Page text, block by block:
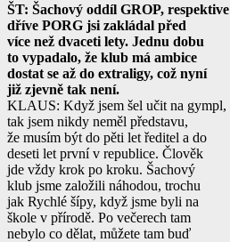
ŠT: Šachový oddíl GROP, respektive
dříve PORG jsi zakládal před
více než dvaceti lety. Jednu dobu
to vypadalo, že klub má ambice
dostat se až do extraligy, což nyní
již zjevně tak není.
KLAUS: Když jsem šel učit na gympl,
tak jsem nikdy neměl představu,
že musím být do pěti let ředitel a do
deseti let první v republice. Člověk
jde vždy krok po kroku. Šachový
klub jsme založili náhodou, trochu
jak Rychlé šípy, když jsme byli na
škole v přírodě. Po večerech tam
nebylo co dělat, můžete tam buď